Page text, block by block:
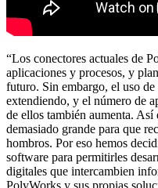
“Los conectores actuales de
aplicaciones y procesos, y
futuro. Sin embargo, el uso
extendiendo, y el número de
de ellos también aumenta. Así
demasiado grande para que
hombros. Por eso hemos
software para permitirles
digitales que intercambien
PolyWorks y sus propias